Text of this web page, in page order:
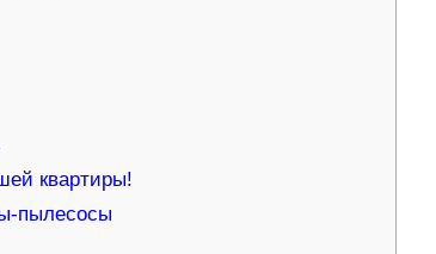
квартиры!
пылесосы